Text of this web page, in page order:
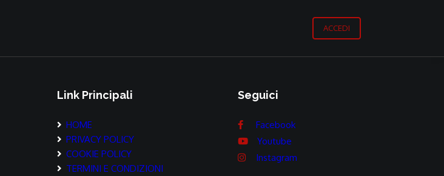
ACCEDI
Link Principali
HOME
PRIVACY POLICY
COOKIE POLICY
TERMINI E CONDIZIONI
Seguici
Facebook
Youtube
Instagram